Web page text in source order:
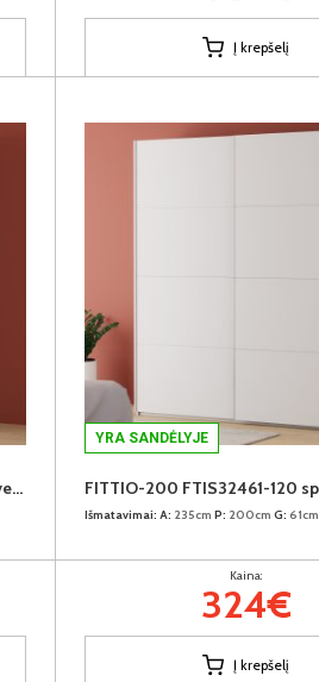
Į krepšelį
FITTIO-180 FTIS02462-120 spinta su veidrodžiu
YRA SANDĖLYJE
Išmatavimai: A: 235cm P: 200cm G: 61cm
Kaina:
324€
Į krepšelį